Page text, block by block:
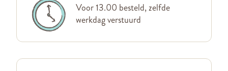
Voor 13.00 besteld, zelfde
werkdag verstuurd